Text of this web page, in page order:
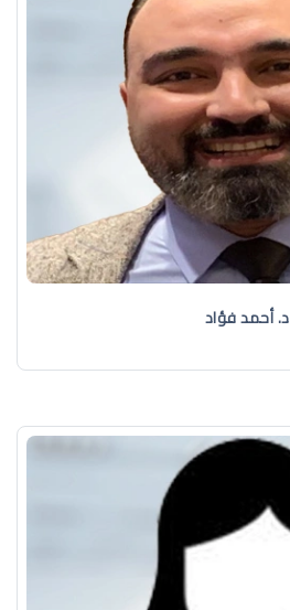
د. أحمد فؤاد